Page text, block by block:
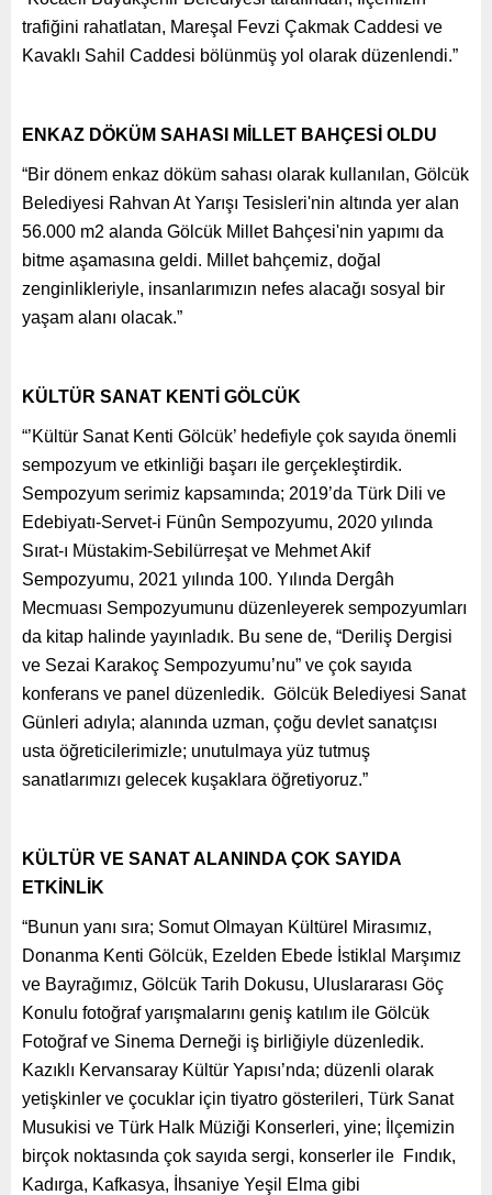
trafiğini rahatlatan, Mareşal Fevzi Çakmak Caddesi ve
Kavaklı Sahil Caddesi bölünmüş yol olarak düzenlendi.”
ENKAZ DÖKÜM SAHASI MİLLET BAHÇESİ OLDU
“Bir dönem enkaz döküm sahası olarak kullanılan, Gölcük
Belediyesi Rahvan At Yarışı Tesisleri'nin altında yer alan
56.000 m2 alanda Gölcük Millet Bahçesi'nin yapımı da
bitme aşamasına geldi. Millet bahçemiz, doğal
zenginlikleriyle, insanlarımızın nefes alacağı sosyal bir
yaşam alanı olacak.”
KÜLTÜR SANAT KENTİ GÖLCÜK
“’Kültür Sanat Kenti Gölcük’ hedefiyle çok sayıda önemli
sempozyum ve etkinliği başarı ile gerçekleştirdik.
Sempozyum serimiz kapsamında; 2019’da Türk Dili ve
Edebiyatı-Servet-i Fünûn Sempozyumu, 2020 yılında
Sırat-ı Müstakim-Sebilürreşat ve Mehmet Akif
Sempozyumu, 2021 yılında 100. Yılında Dergâh
Mecmuası Sempozyumunu düzenleyerek sempozyumları
da kitap halinde yayınladık. Bu sene de, “Deriliş Dergisi
ve Sezai Karakoç Sempozyumu’nu” ve çok sayıda
konferans ve panel düzenledik. Gölcük Belediyesi Sanat
Günleri adıyla; alanında uzman, çoğu devlet sanatçısı
usta öğreticilerimizle; unutulmaya yüz tutmuş
sanatlarımızı gelecek kuşaklara öğretiyoruz.”
KÜLTÜR VE SANAT ALANINDA ÇOK SAYIDA
ETKİNLİK
“Bunun yanı sıra; Somut Olmayan Kültürel Mirasımız,
Donanma Kenti Gölcük, Ezelden Ebede İstiklal Marşımız
ve Bayrağımız, Gölcük Tarih Dokusu, Uluslararası Göç
Konulu fotoğraf yarışmalarını geniş katılım ile Gölcük
Fotoğraf ve Sinema Derneği iş birliğiyle düzenledik.
Kazıklı Kervansaray Kültür Yapısı’nda; düzenli olarak
yetişkinler ve çocuklar için tiyatro gösterileri, Türk Sanat
Musukisi ve Türk Halk Müziği Konserleri, yine; İlçemizin
birçok noktasında çok sayıda sergi, konserler ile Fındık,
Kadırga, Kafkasya, İhsaniye Yeşil Elma gibi